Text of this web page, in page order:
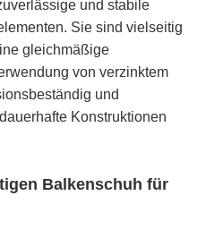
und stabile
Sie sind vielseitig
gleichmäßige
von verzinktem
und
Konstruktionen
Balkenschuh für